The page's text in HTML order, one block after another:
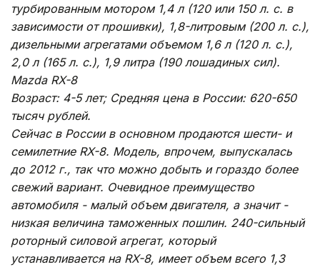
турбированным мотором 1,4 л (120 или 150 л. с. в
зависимости от прошивки), 1,8-литровым (200 л. с.),
дизельными агрегатами объемом 1,6 л (120 л. с.),
2,0 л (165 л. с.), 1,9 литра (190 лошадиных сил).
Mazda RX-8
Возраст: 4-5 лет; Средняя цена в России: 620-650
тысяч рублей.
Сейчас в России в основном продаются шести- и
семилетние RX-8. Модель, впрочем, выпускалась
до 2012 г., так что можно добыть и гораздо более
свежий вариант. Очевидное преимущество
автомобиля - малый объем двигателя, а значит -
низкая величина таможенных пошлин. 240-сильный
роторный силовой агрегат, который
устанавливается на RX-8, имеет объем всего 1,3